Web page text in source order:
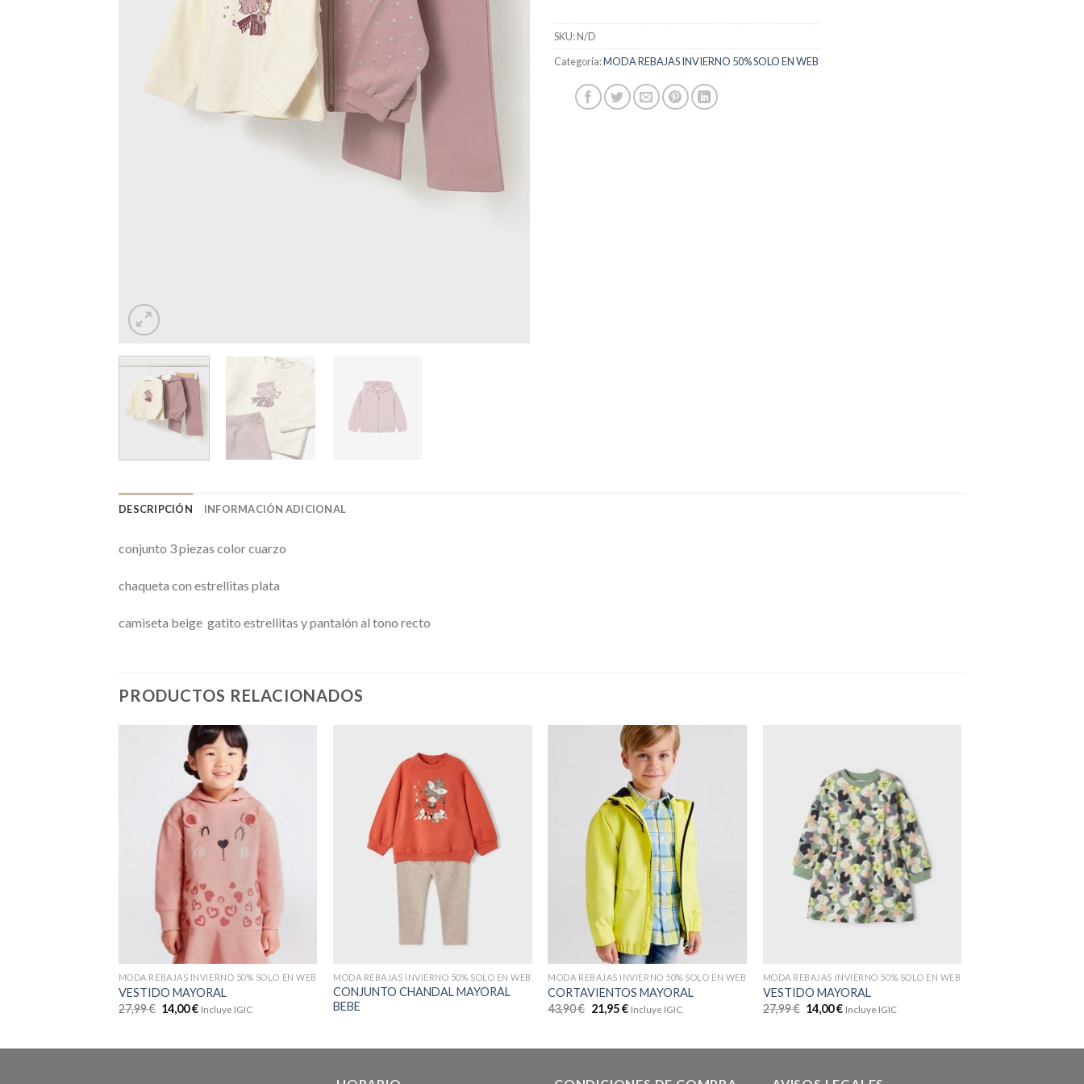
SKU:N/D
Categoría:MODA REBAJAS INVIERNO 50% SOLO EN WEB
DESCRIPCIÓN INFORMACIÓN ADICIONAL
conjunto 3 piezas color cuarzo
chaqueta con estrellitas plata
camiseta beige gatito estrellitas y pantalón al tono recto
PRODUCTOS RELACIONADOS
MODA REBAJAS INVIERNO 50% SOLO EN WEB
VESTIDO MAYORAL
27,99€ 14,00€ Incluye IGIC
MODA REBAJAS INVIERNO 50% SOLO EN WEB
CONJUNTO CHANDAL MAYORAL
BEBE
MODA REBAJAS INVIERNO 50% SOLO EN WEB
CORTAVIENTOS MAYORAL
43,90€ 21,95€ Incluye IGIC
MODA REBAJAS INVIERNO 50% SOLO EN WEB
VESTIDO MAYORAL
27,99€ 14,00€ Incluye IGIC